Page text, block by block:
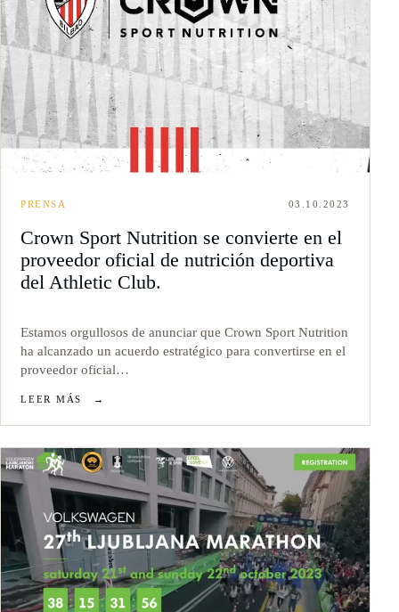
PRENSA 03.10.2023
Crown Sport Nutrition se convierte en el
proveedor oficial de nutrición deportiva
del Athletic Club.
Estamos orgullosos de anunciar que Crown Sport Nutrition
ha alcanzado un acuerdo estratégico para convertirse en el
proveedor oficial…
LEER MÁS →